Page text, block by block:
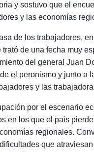
y sostuvo que el
y las economías
de los trabajadores,
de una fecha muy
del general Juan
el peronismo y junto a
y las
por el escenario
en los que el país
regionales.
que